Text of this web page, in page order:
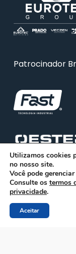
Patrocinador
© 2026 ABRA.
Utilizamos cookies
no nosso site.
Você pode
Consulte os termos
privacidade.
Aceitar